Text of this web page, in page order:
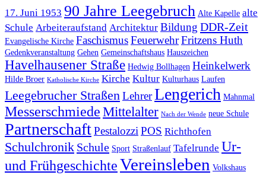
17. Juni 1953 90 Jahre Leegebruch Alte Kapelle alte
Schule Arbeiteraufstand Architektur Bildung DDR-Zeit
Evangelische Kirche FaschismusFeuerwehrFritzens Huth
Gedenkveranstaltung Gehen Gemeinschaftshaus Hauszeichen
Havelhausener Straße Hedwig Bollhagen Heinkelwerk
Hilde Broer Katholische Kirche Kirche Kultur Kulturhaus Laufen
Leegebrucher StraßenLehrerLengerich Mahnmal
Messerschmiede Mittelalter Nach der Wende neue Schule
PartnerschaftPestalozzi POS Richthofen
Schulchronik Schule Sport Straßenlauf Tafelrunde Ur-
und FrühgeschichteVereinsleben Volkshaus